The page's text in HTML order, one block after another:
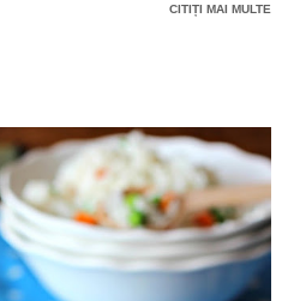
daca-i posibil de tara si de
din 2 oua de dimensiune
Stiu ca nu prea e apreciata
ce ouale au dimensiuni
exacte la faina. Plus ca
de faina si de umiditatea din
CITIȚI MAI MULTE